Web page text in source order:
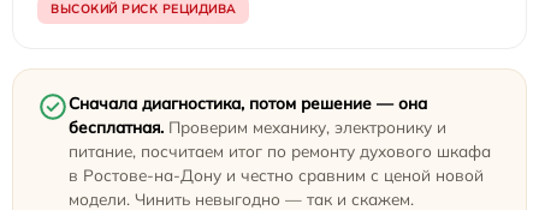
ВЫСОКИЙ РИСК РЕЦИДИВА
Сначала диагностика, потом решение — она
бесплатная. Проверим механику, электронику и
питание, посчитаем итог по ремонту духового шкафа
в Ростове-на-Дону и честно сравним с ценой новой
модели. Чинить невыгодно — так и скажем.